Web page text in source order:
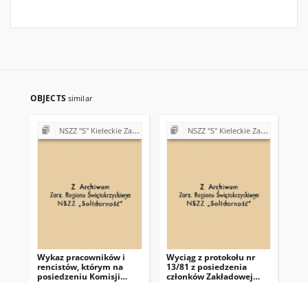
OBJECTS similar
NSZZ "S" Kieleckie Zakłady Przemysłu Wapienniczego Miedzianka k/Kielc
Wykaz pracowników i
rencistów, którym na
posiedzeniu Komisji
NSZZ "S" Kieleckie Zakłady Przemysłu Wapienniczego Miedzianka k/Kielc
Wyciąg z protokołu nr
13/81 z posiedzenia
członków Zakładowej